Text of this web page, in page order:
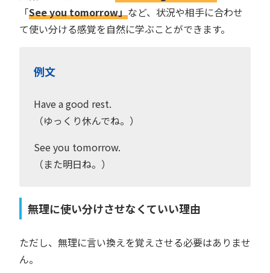
「See you tomorrow」など、状況や相手に合わせ
て使い分ける感覚を自然に学ぶことができます。
例文
Have a good rest.
（ゆっくり休んでね。）
See you tomorrow.
（また明日ね。）
無理に使い分けさせなくていい理由
ただし、無理に言い換えを覚えさせる必要はありませ
ん。